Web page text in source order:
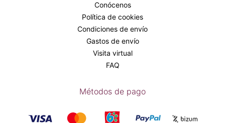
Conócenos
Política de cookies
Condiciones de envío
Gastos de envío
Visita virtual
FAQ
Métodos de pago